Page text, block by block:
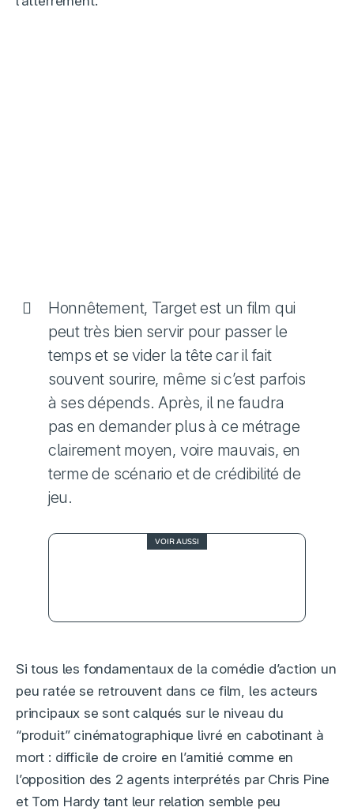
Honnêtement, Target est un film qui
peut très bien servir pour passer le
temps et se vider la tête car il fait
souvent sourire, même si c’est parfois
à ses dépends. Après, il ne faudra
pas en demander plus à ce métrage
clairement moyen, voire mauvais, en
terme de scénario et de crédibilité de
jeu.
VOIR AUSSI
Si tous les fondamentaux de la comédie d’action un
peu ratée se retrouvent dans ce film, les acteurs
principaux se sont calqués sur le niveau du
“produit” cinématographique livré en cabotinant à
mort : difficile de croire en l’amitié comme en
l’opposition des 2 agents interprétés par Chris Pine
et Tom Hardy tant leur relation semble peu